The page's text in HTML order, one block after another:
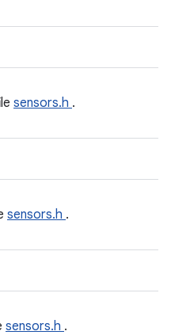
sensors.h .
sensors.h .
sensors.h .